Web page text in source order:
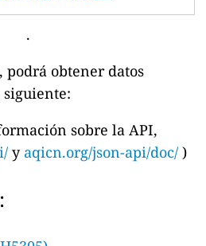
.
obtener datos
sobre la API,
y aqicn.org/json-api/doc/ )